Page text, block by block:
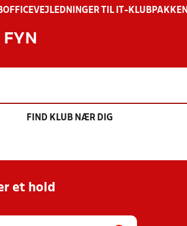
VEJLEDNINGER TIL IT-KLUBPAKKEN
FYN
FIND KLUB NÆR DIG
et hold